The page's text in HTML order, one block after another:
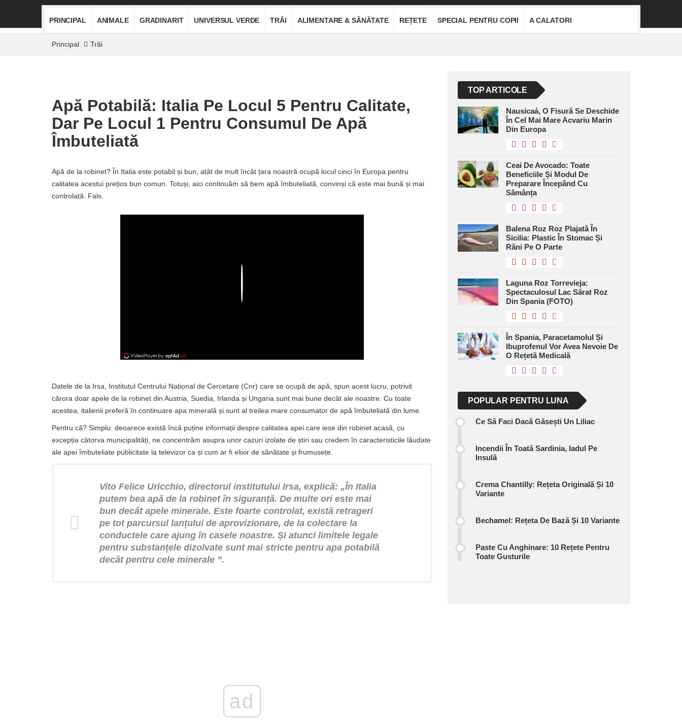
PRINCIPAL ANIMALE GRADINARIT UNIVERSUL VERDE TRĂI ALIMENTARE & SĂNĂTATE REȚETE SPECIAL PENTRU COPII A CALATORI
Principal Trăi
Apă Potabilă: Italia Pe Locul 5 Pentru Calitate,
Dar Pe Locul 1 Pentru Consumul De Apă
Îmbuteliată
Apă de la robinet? În Italia este potabil și bun, atât de mult încât țara noastră ocupă locul cinci în Europa pentru
calitatea acestui prețios bun comun. Totuși, aici continuăm să bem apă îmbuteliată, convinși că este mai bună și mai
controlată. Fals.
Datele de la Irsa, Institutul Centrului Național de Cercetare (Cnr) care se ocupă de apă, spun acest lucru, potrivit
cărora doar apele de la robinet din Austria, Suedia, Irlanda și Ungaria sunt mai bune decât ale noastre. Cu toate
acestea, italienii preferă în continuare apa minerală și sunt al treilea mare consumator de apă îmbuteliată din lume.
Pentru că? Simplu: deoarece există încă puține informații despre calitatea apei care iese din robinet acasă, cu
excepția câtorva municipalități, ne concentrăm asupra unor cazuri izolate de știri sau credem în caracteristicile lăudate
ale apei îmbuteliate publicitate la televizor ca și cum ar fi elixir de sănătate și frumusețe.
Vito Felice Uricchio, directorul institutului Irsa, explică: „În Italia
putem bea apă de la robinet în siguranță. De multe ori este mai
bun decât apele minerale. Este foarte controlat, există retrageri
pe tot parcursul lanțului de aprovizionare, de la colectare la
conductele care ajung în casele noastre. Și atunci limitele legale
pentru substanțele dizolvate sunt mai stricte pentru apa potabilă
decât pentru cele minerale ”.
ad
TOP ARTICOLE
Nausicaá, O Fisură Se Deschide
În Cel Mai Mare Acvariu Marin
Din Europa
Ceai De Avocado: Toate
Beneficiile Și Modul De
Preparare Începând Cu
Sămânța
Balena Roz Roz Plajată În
Sicilia: Plastic În Stomac Și
Răni Pe O Parte
Laguna Roz Torrevieja:
Spectaculosul Lac Sărat Roz
Din Spania (FOTO)
În Spania, Paracetamolul Și
Ibuprofenul Vor Avea Nevoie De
O Rețetă Medicală
POPULAR PENTRU LUNA
Ce Să Faci Dacă Găsești Un Liliac
Incendii În Toată Sardinia, Iadul Pe
Insulă
Crema Chantilly: Rețeta Originală Și 10
Variante
Bechamel: Rețeta De Bază Și 10 Variante
Paste Cu Anghinare: 10 Rețete Pentru
Toate Gusturile